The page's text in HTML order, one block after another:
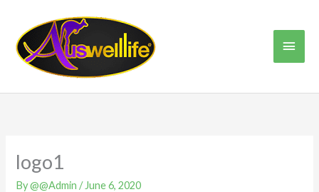
content
logo1
By@@Admin / June 6, 2020